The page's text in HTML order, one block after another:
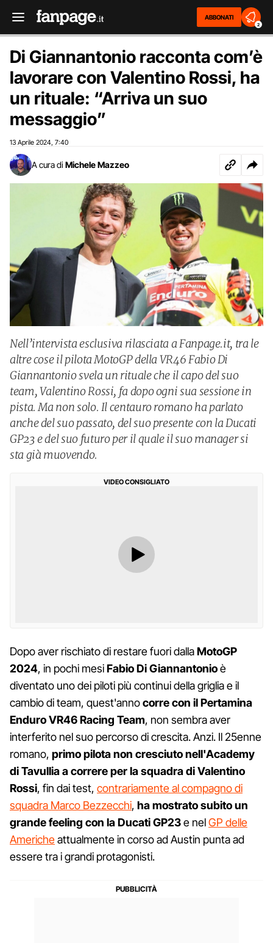
ABBONATI
2
Di Giannantonio racconta com’è
lavorare con Valentino Rossi, ha
un rituale: “Arriva un suo
messaggio”
13 Aprile 2024 7:40
A cura di Michele Mazzeo
Nell’intervista esclusiva rilasciata a Fanpage.it, tra le
altre cose il pilota MotoGP della VR46 Fabio Di
Giannantonio svela un rituale che il capo del suo
team, Valentino Rossi, fa dopo ogni sua sessione in
pista. Ma non solo. Il centauro romano ha parlato
anche del suo passato, del suo presente con la Ducati
GP23 e del suo futuro per il quale il suo manager si
sta già muovendo.
VIDEO CONSIGLIATO
Dopo aver rischiato di restare fuori dallaMotoGP
2024, in pochi mesiFabio Di Giannantonioè
diventato uno dei piloti più continui della griglia e il
cambio di team, quest'annocorre con il Pertamina
Enduro VR46 Racing Team, non sembra aver
interferito nel suo percorso di crescita. Anzi. Il 25enne
romano, primo pilota non cresciuto nell'Academy
di Tavullia a correre per la squadra di Valentino
Rossi, fin dai test, contrariamente al compagno di
squadra Marco Bezzecchi, ha mostrato subito un
grande feeling con la Ducati GP23e nelGP delle
Americheattualmente in corso ad Austin punta ad
essere tra i grandi protagonisti.